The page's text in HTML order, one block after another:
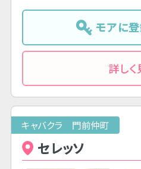
モアに
詳しく
キャバクラ 門前仲町
セレッソ